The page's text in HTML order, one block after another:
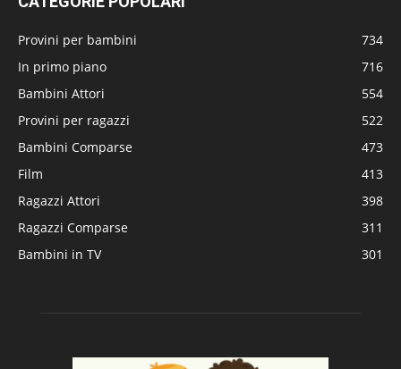
Provini per bambini
734
In primo piano
716
Bambini Attori
554
Provini per ragazzi
522
Bambini Comparse
473
Film
413
Ragazzi Attori
398
Ragazzi Comparse
311
Bambini in TV
301